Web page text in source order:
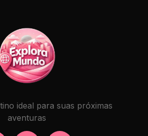
ideal para suas próximas
aventuras